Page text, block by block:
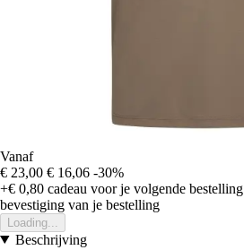
Vanaf
€ 23,00 € 16,06 -30%
+€ 0,80 cadeau voor je volgende bestelling
bevestiging van je bestelling
Loading...
Beschrijving